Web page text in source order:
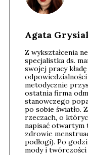
Agata
Z wykształcenia
specjalistka ds.
swojej pracy
metodycznie
ostatnia firma
stanowczego
po sobie światło.
rzeczach, o
napisać otwartym
zdrowie
podłogi). Po
mody i twórczości